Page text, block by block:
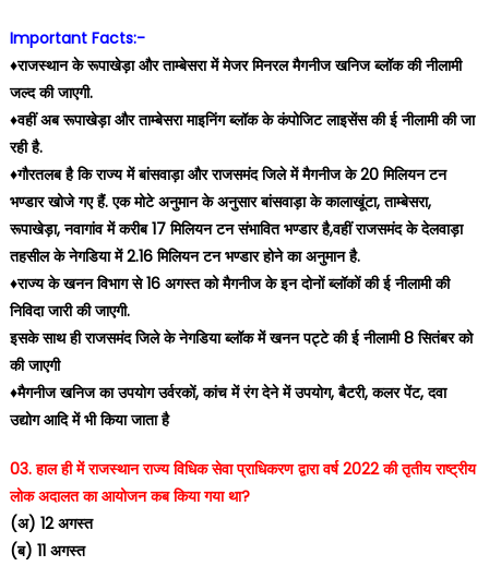
Important Facts:-
♦️राजस्थान के रूपाखेड़ा और ताम्बेसरा में मेजर मिनरल मैगनीज खनिज ब्लॉक की नीलामी
जल्द की जाएगी.
♦️वहीं अब रूपाखेड़ा और ताम्बेसरा माइनिंग ब्लॉक के कंपोजिट लाइसेंस की ई नीलामी की जा
रही है.
♦️गौरतलब है कि राज्य में बांसवाड़ा और राजसमंद जिले में मैगनीज के 20 मिलियन टन
भण्डार खोजे गए हैं. एक मोटे अनुमान के अनुसार बांसवाड़ा के कालाखूंटा, ताम्बेसरा,
रूपाखेड़ा, नवागांव में करीब 17 मिलियन टन संभावित भण्डार है,वहीं राजसमंद के देलवाड़ा
तहसील के नेगडिया में 2.16 मिलियन टन भण्डार होने का अनुमान है.
♦️राज्य के खनन विभाग से 16 अगस्त को मैगनीज के इन दोनों ब्लॉकों की ई नीलामी की
निविदा जारी की जाएगी.
इसके साथ ही राजसमंद जिले के नेगडिया ब्लॉक में खनन पट्टे की ई नीलामी 8 सितंबर को
की जाएगी
♦️मैगनीज खनिज का उपयोग उर्वरकों, कांच में रंग देने में उपयोग, बैटरी, कलर पेंट, दवा
उद्योग आदि में भी किया जाता है
03. हाल ही में राजस्थान राज्य विधिक सेवा प्राधिकरण द्वारा वर्ष 2022 की तृतीय राष्ट्रीय
लोक अदालत का आयोजन कब किया गया था?
(अ) 12 अगस्त
(ब) 11 अगस्त